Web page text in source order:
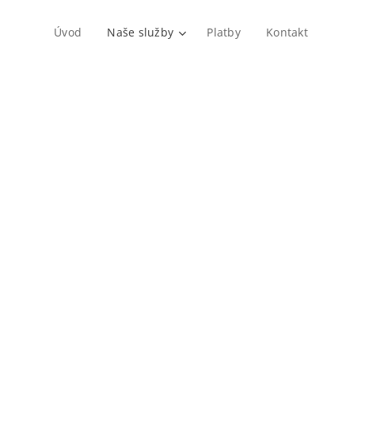
Úvod Naše služby Platby Kontakt